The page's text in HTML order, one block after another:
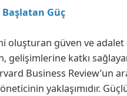
Güç
oluşturan güven ve
gelişimlerine katkı
Business Review’un
yaklaşımıdır.